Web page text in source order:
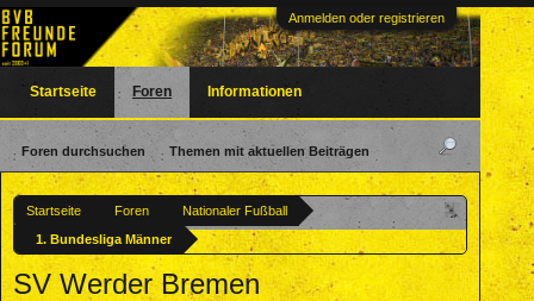
Anmelden oder registrieren
Startseite Foren
Nationaler Fußball
1. Bundesliga Männer
SV Werder Bremen
Startseite Foren
Foren durchsuchen Themen mit aktuellen Beiträgen
Informationen